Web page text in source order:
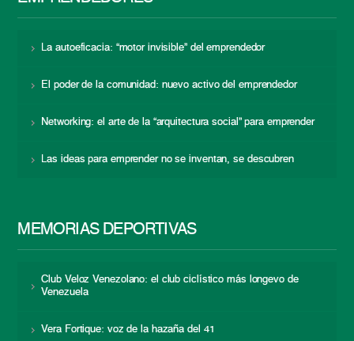
La autoeficacia: “motor invisible” del emprendedor
El poder de la comunidad: nuevo activo del emprendedor
Networking: el arte de la “arquitectura social” para emprender
Las ideas para emprender no se inventan, se descubren
MEMORIAS DEPORTIVAS
Club Veloz Venezolano: el club ciclístico más longevo de
Venezuela
Vera Fortique: voz de la hazaña del 41